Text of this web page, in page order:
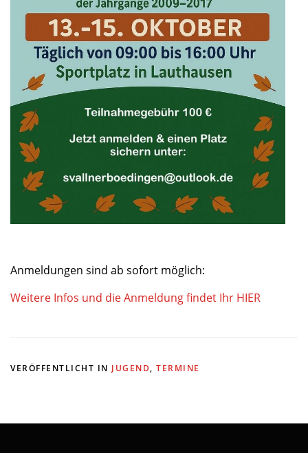
Anmeldungen sind ab sofort möglich:
Weitere Infos und die Anmeldung findet Ihr HIER
VERÖFFENTLICHT IN JUGEND, TERMINE